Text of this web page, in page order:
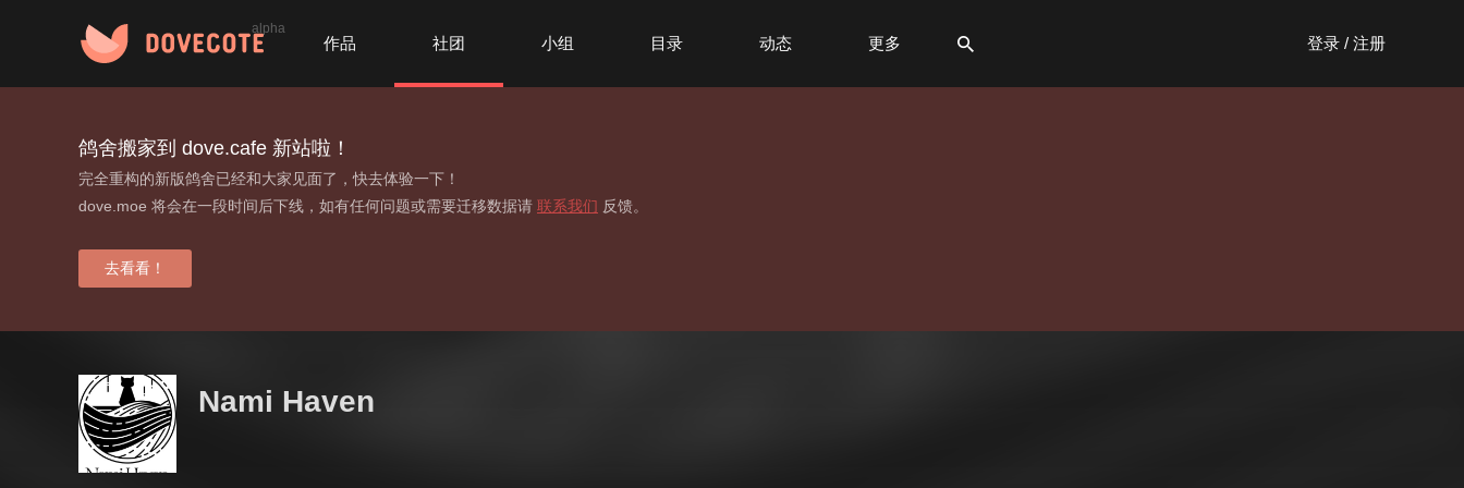
alpha
作品 社团 小组 目录 动态 更多 登录 / 注册
鸽舍搬家到 dove.cafe 新站啦！
完全重构的新版鸽舍已经和大家见面了，快去体验一下！
dove.moe 将会在一段时间后下线，如有任何问题或需要迁移数据请 联系我们 反馈。
去看看！
Nami Haven